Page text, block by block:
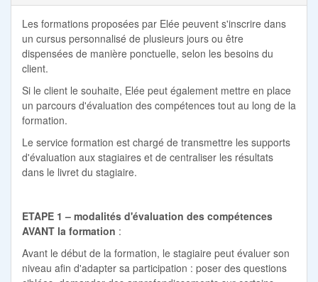
Les formations proposées par Elée peuvent s'inscrire dans
un cursus personnalisé de plusieurs jours ou être
dispensées de manière ponctuelle, selon les besoins du
client.
Si le client le souhaite, Elée peut également mettre en place
un parcours d'évaluation des compétences tout au long de la
formation.
Le service formation est chargé de transmettre les supports
d'évaluation aux stagiaires et de centraliser les résultats
dans le livret du stagiaire.
ETAPE 1 – modalités d'évaluation des compétences
AVANT la formation :
Avant le début de la formation, le stagiaire peut évaluer son
niveau afin d'adapter sa participation : poser des questions